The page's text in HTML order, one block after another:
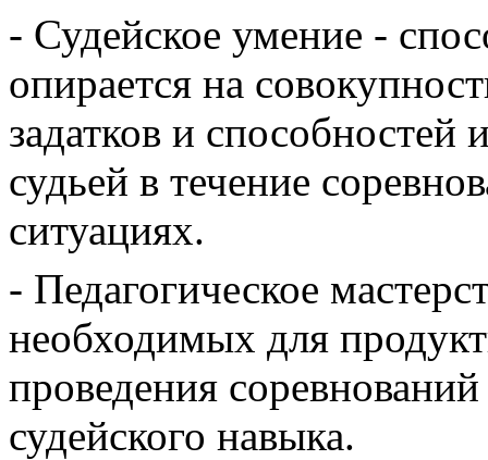
- Судейское умение -
опирается на
задатков и способностей
судьей в течение
ситуациях.
- Педагогическое
необходимых для
проведения
судейского навыка.